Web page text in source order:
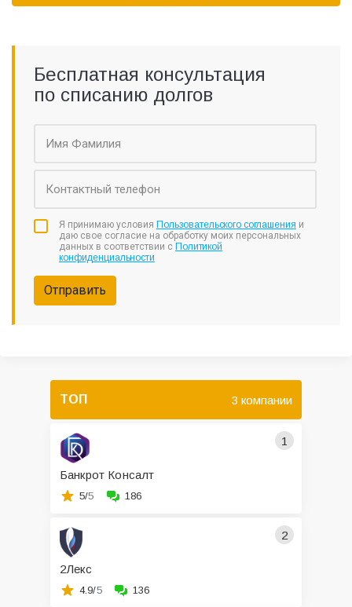
Бесплатная консультация
по списанию долгов
Я принимаю условия Пользовательского соглашения и
даю свое согласие на обработку моих персональных
данных в соответствии с Политикой
конфиденциальности
Отправить
ТОП 3 компании
1
Банкрот Консалт
5/5 186
2
2Лекс
4.9/5 136